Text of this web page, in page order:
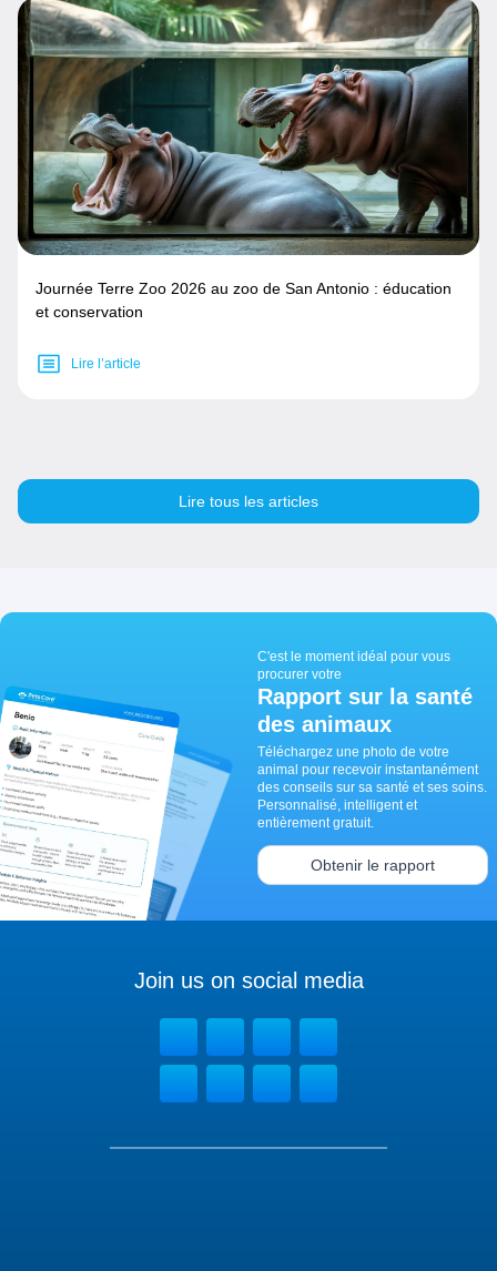
Journée Terre Zoo 2026 au zoo de San Antonio : éducation
et conservation
Lire l’article
Lire tous les articles
C'est le moment idéal pour vous
procurer votre
Rapport sur la santé
des animaux
Téléchargez une photo de votre
animal pour recevoir instantanément
des conseils sur sa santé et ses soins.
Personnalisé, intelligent et
entièrement gratuit.
Obtenir le rapport
Join us on social media